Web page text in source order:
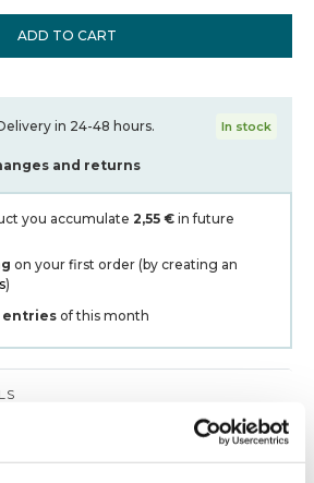
ADD TO CART
in 24-48 hours. In stock
and returns
you accumulate 2,55 € in future
on your first order (by creating an
)
entries of this month